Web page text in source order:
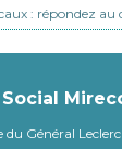
: répondez au
du Général Leclerc